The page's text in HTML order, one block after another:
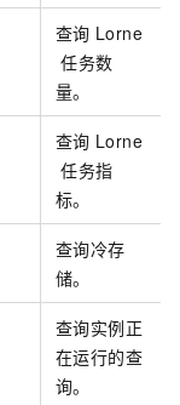
查询 Lorne
任务数
量。
查询 Lorne
任务指
标。
查询冷存
储。
查询实例正
在运行的查
询。